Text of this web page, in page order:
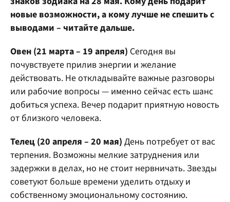
новые возможности, а кому лучше не спешить с
выводами – читайте дальше.
Овен (21 марта – 19 апреля) Сегодня вы
почувствуете прилив энергии и желание
действовать. Не откладывайте важные разговоры
или рабочие вопросы — именно сейчас есть шанс
добиться успеха. Вечер подарит приятную новость
от близкого человека.
Телец (20 апреля – 20 мая) День потребует от вас
терпения. Возможны мелкие затруднения или
задержки в делах, но не стоит нервничать. Звезды
советуют больше времени уделить отдыху и
собственному эмоциональному состоянию.